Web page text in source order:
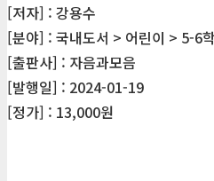
[저자] : 강용수
[분야] : 국내도서 > 어린이 > 5-6
[출판사] : 자음과모음
[발행일] : 2024-01-19
[정가] : 13,000원